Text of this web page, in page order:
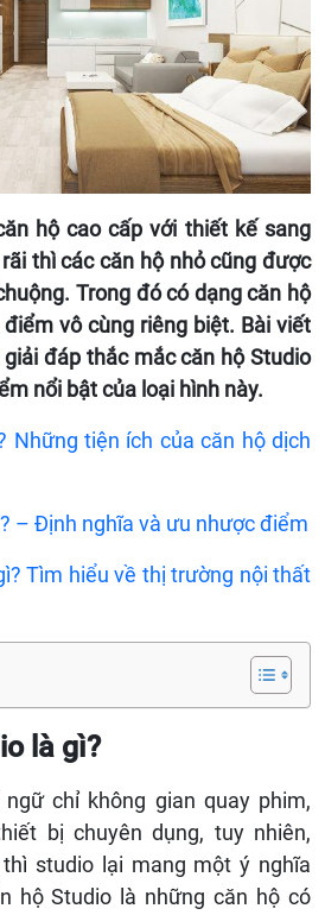
hộ cao cấp với thiết kế sang
thì các căn hộ nhỏ cũng được
Trong đó có dạng căn hộ
vô cùng riêng biệt. Bài viết
đáp thắc mắc căn hộ Studio
nổi bật của loại hình này.
Những tiện ích của căn hộ dịch
– Định nghĩa và ưu nhược điểm
Tìm hiểu về thị trường nội thất
là gì?
chỉ không gian quay phim,
bị chuyên dụng, tuy nhiên,
studio lại mang một ý nghĩa
hộ Studio là những căn hộ có